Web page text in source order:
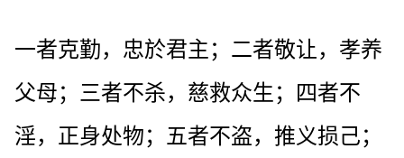
一者克勤，忠於君主；二者敬让，孝养
父母；三者不杀，慈救众生；四者不
淫，正身处物；五者不盗，推义损己；